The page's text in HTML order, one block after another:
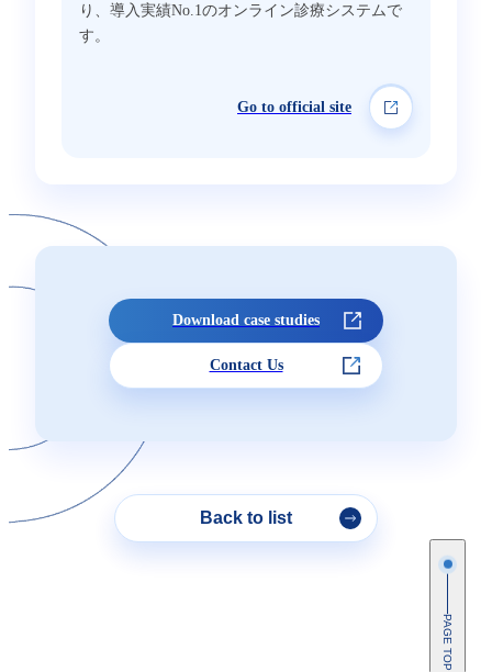
り、導入実績No.1のオンライン診療システムで
す。
Go to official site
Download case studies
Contact Us
Back to list
PAGE TOP